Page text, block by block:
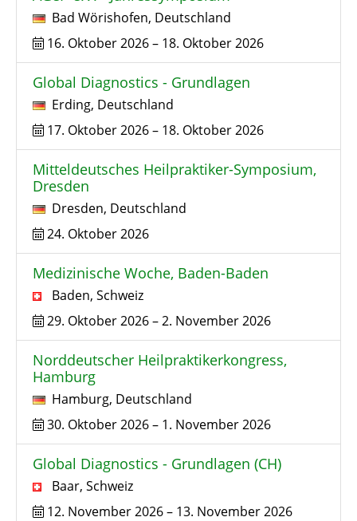
Bad Wörishofen, Deutschland
16. Oktober 2026– 18. Oktober 2026
Global Diagnostics - Grundlagen
Erding, Deutschland
17. Oktober 2026– 18. Oktober 2026
Mitteldeutsches Heilpraktiker-Symposium,
Dresden
Dresden, Deutschland
24. Oktober 2026
Medizinische Woche, Baden-Baden
Baden, Schweiz
29. Oktober 2026–2. November 2026
Norddeutscher Heilpraktikerkongress,
Hamburg
Hamburg, Deutschland
30. Oktober 2026– 1. November 2026
Global Diagnostics - Grundlagen (CH)
Baar, Schweiz
12. November 2026– 13. November 2026